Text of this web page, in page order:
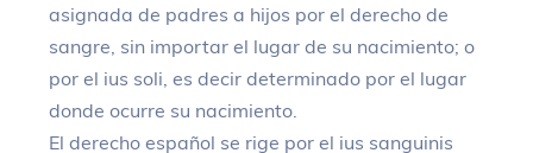
asignada de padres a hijos por el derecho de
sangre, sin importar el lugar de su nacimiento; o
por el ius soli, es decir determinado por el lugar
donde ocurre su nacimiento.
El derecho español se rige por el ius sanguinis